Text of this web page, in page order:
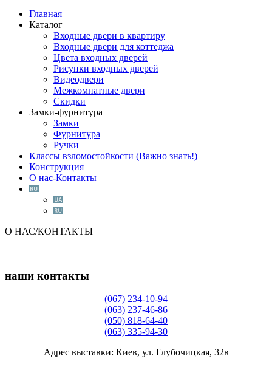
Главная
Каталог
Входные двери в квартиру
Входные двери для коттеджа
Цвета входных дверей
Рисунки входных дверей
Видеодвери
Межкомнатные двери
Скидки
Замки-фурнитура
Замки
Фурнитура
Ручки
Классы взломостойкости (Важно знать!)
Конструкция
О нас-Контакты
О НАС/КОНТАКТЫ
наши контакты
(067) 234-10-94
(063) 237-46-86
(050) 818-64-40
(063) 335-94-30
Адрес выставки: Киев, ул. Глубочицкая, 32в